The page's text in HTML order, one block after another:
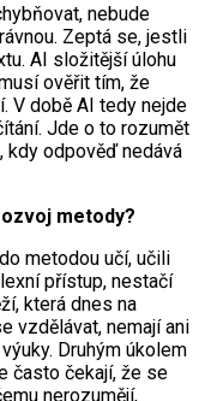
nebude
Zeptá se, jestli
AI složitější úlohu
ověřit tím, že
V době AI tedy nejde
Jde o to rozumět
kdy odpověď nedává
metody?
metodou učí, učili
přístup, nestačí
která dnes na
vzdělávat, nemají ani
Druhým úkolem
často čekají, že se
nerozumějí,